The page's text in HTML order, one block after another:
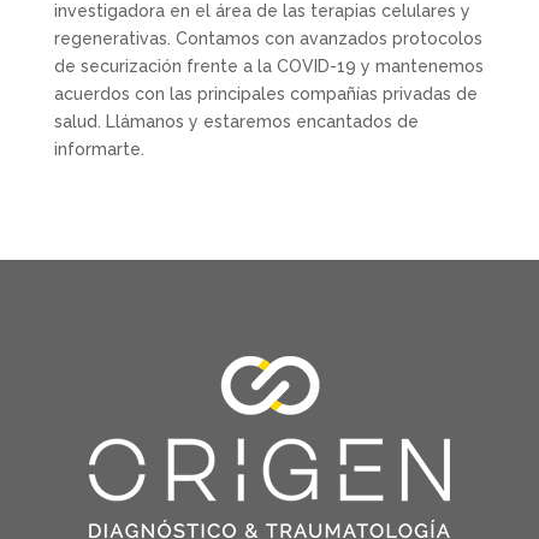
investigadora en el área de las terapias celulares y
regenerativas. Contamos con avanzados protocolos
de securización frente a la COVID-19 y mantenemos
acuerdos con las principales compañías privadas de
salud. Llámanos y estaremos encantados de
informarte.